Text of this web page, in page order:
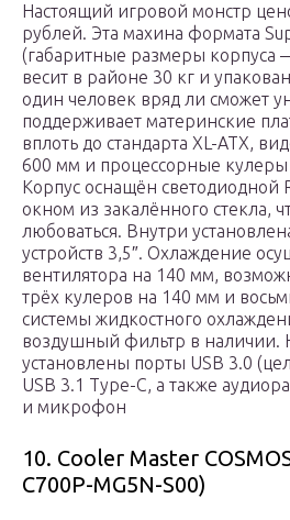
Настоящий игровой монстр
рублей. Эта махина формата
(габаритные размеры корпуса
весит в районе 30 кг и
один человек вряд ли сможет
поддерживает материнские
вплоть до стандарта XL-ATX,
600 мм и процессорные
Корпус оснащён светодиодной
окном из закалённого стекла,
любоваться. Внутри
устройств 3,5″. Охлаждение
вентилятора на 140 мм,
трёх кулеров на 140 мм и
системы жидкостного
воздушный фильтр в наличии.
установлены порты USB 3.0
USB 3.1 Type-C, а также
и микрофон
10. Cooler Master
C700P-MG5N-S00)